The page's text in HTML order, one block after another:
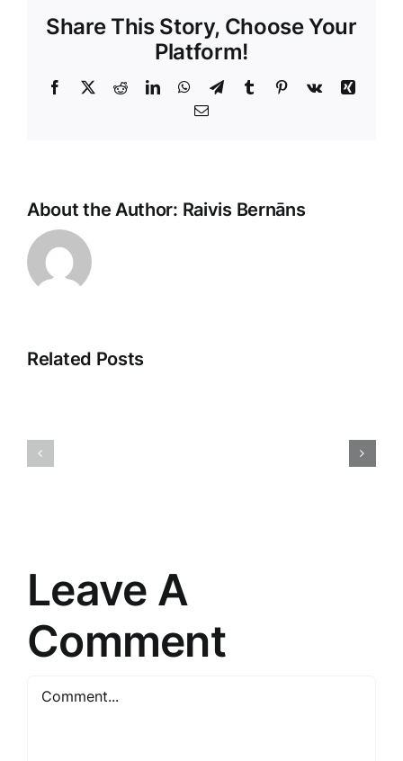
Share This Story, Choose Your
Platform!
Facebook
X RedditLinkedInWhatsApp
TelegramTumblr Pinterest
Vk
Xing
E-
About the Author: Raivis Bernāns
Related Posts
2025.
Leave A
Comment
Comment